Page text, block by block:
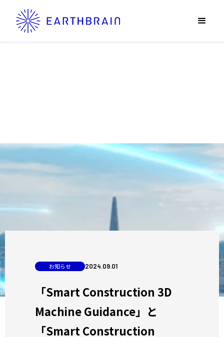
お知らせ 2024.09.01
「Smart Construction 3D
Machine Guidance」と
「Smart Construction